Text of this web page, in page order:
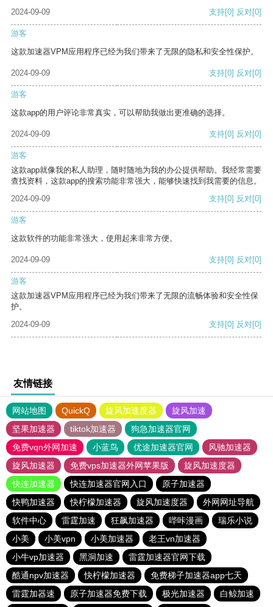
2024-09-09
支持[0] 反对[0]
游客
这款加速器VPM应用程序已经为我们带来了无限的隐私和安全性保护。
2024-09-09 支持[0] 反对[0]
游客
这款app的用户评论非常真实，可以帮助我做出更准确的选择。
2024-09-09 支持[0] 反对[0]
游客
这款app就像我的私人助理，随时随地为我的办公提供帮助。我经常需要
查找资料，这款app的搜索功能非常强大，能够快速找到我需要的信息。
2024-09-09
支持[0] 反对[0]
游客
这款软件的功能非常强大，使用起来非常方便。
2024-09-09 支持[0] 反对[0]
游客
这款加速器VPM应用程序已经为我们带来了无限的流畅体验和安全性保
护。
2024-09-09
支持[0] 反对[0]
友情链接
网站地图 QuickQ 旋风加速度器
旋风加速
坚果加速器
tiktok加速器
狗急加速器官网
免费vqn外网加速
小蓝鸟 优途加速器官网
风驰加速器
旋风加速器
免费vps加速器外网苹果版
旋风加速度器
快连加速器
快连加速器官网入口
原子加速器
快鸭加速器
快柠檬加速器 旋风加速度器
外网网址导航
软件中心
雷霆加速 狂飙加速器 哔咔漫画
瑞乐小说
小美
小美vpn 小美加速器
老王vn加速器
小牛vp加速器
黑洞加速
雷霆加速器官网下载
酷通npv加速器
快柠檬加速器
免费梯子加速器app七天
雷霆加器速
原子加速器免费下载 极光加速器 白鲸加速